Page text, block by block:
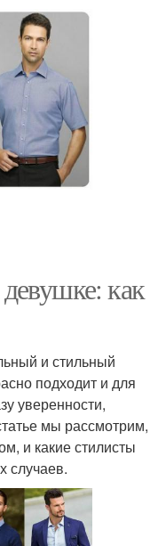
как
и стильный
подходит и для
уверенности,
мы рассмотрим,
и какие стилисты
случаев.